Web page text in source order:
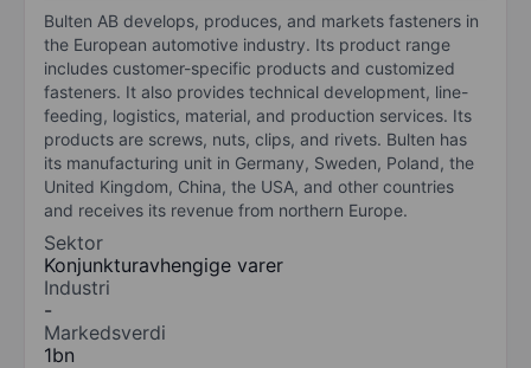
Bulten AB develops, produces, and markets fasteners in
the European automotive industry. Its product range
includes customer-specific products and customized
fasteners. It also provides technical development, line-
feeding, logistics, material, and production services. Its
products are screws, nuts, clips, and rivets. Bulten has
its manufacturing unit in Germany, Sweden, Poland, the
United Kingdom, China, the USA, and other countries
and receives its revenue from northern Europe.
Sektor
Konjunkturavhengige varer
Industri
-
Markedsverdi
1bn